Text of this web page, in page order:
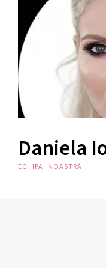
Daniela
ECHIPA NOASTRĂ